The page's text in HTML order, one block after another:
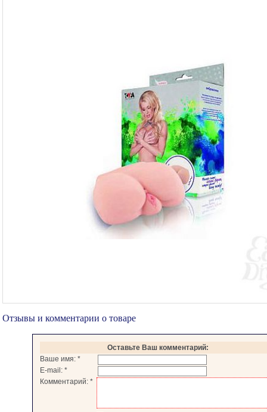
Отзывы и комментарии о товаре
Оставьте Ваш комментарий:
Ваше имя: *
E-mail: *
Комментарий: *